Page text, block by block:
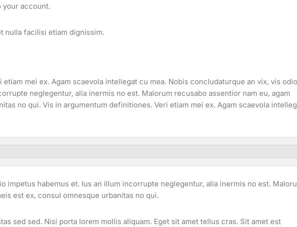
your account.
nulla facilisi etiam dignissim.
mei ex. Agam scaevola intellegat cu mea. Nobis concludaturque an vix, vis odio
neglegentur, alia inermis no est. Malorum recusabo assentior nam eu, agam
no qui. Vis in argumentum definitiones. Veri etiam mei ex. Agam scaevola
impetus habemus et. Ius an illum incorrupte neglegentur, alia inermis no est.
est ex, consul omnesque urbanitas no qui.
sed sed. Nisi porta lorem mollis aliquam. Eget sit amet tellus cras. Sit amet est